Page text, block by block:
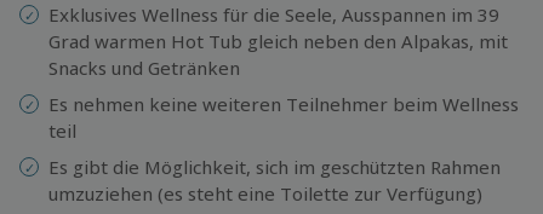
Exklusives Wellness für die Seele, Ausspannen im 39
Grad warmen Hot Tub gleich neben den Alpakas, mit
Snacks und Getränken
Es nehmen keine weiteren Teilnehmer beim Wellness
teil
Es gibt die Möglichkeit, sich im geschützten Rahmen
umzuziehen (es steht eine Toilette zur Verfügung)